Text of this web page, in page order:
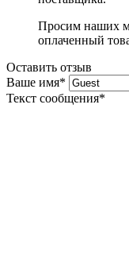
Просим наших
оплаченный
Оставить отзыв
Ваше имя*
Текст сообщения*